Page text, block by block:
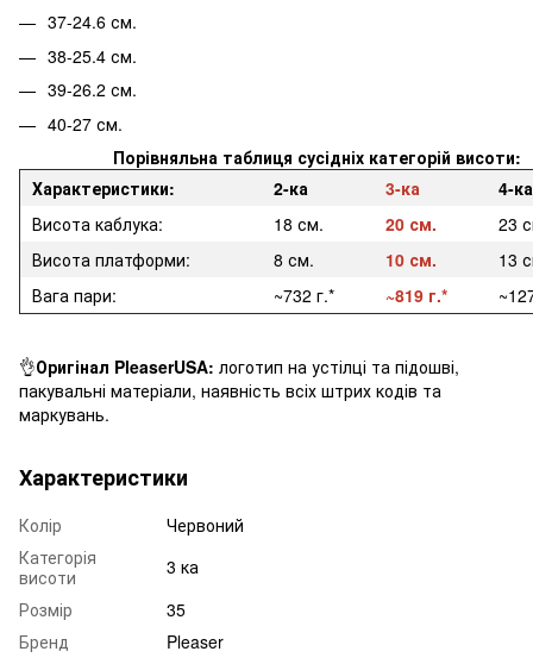
37-24.6 см.
38-25.4 см.
39-26.2 см.
40-27 см.
Порівняльна таблиця сусідніх категорій висоти:
Характеристики:
2-ка 3-ка
4-ка
Висота каблука:
18 см. 20 см.
23
Висота платформи:
8 см. 10 см.
13
Вага пари:
~732 г.* ~819 г.*
👌Оригінал PleaserUSA: логотип на устілці та підошві,
пакувальні матеріали, наявність всіх штрих кодів та
маркувань.
Характеристики
Колір
Червоний
Категорія
висоти
3 ка
Розмір
35
Бренд
Pleaser